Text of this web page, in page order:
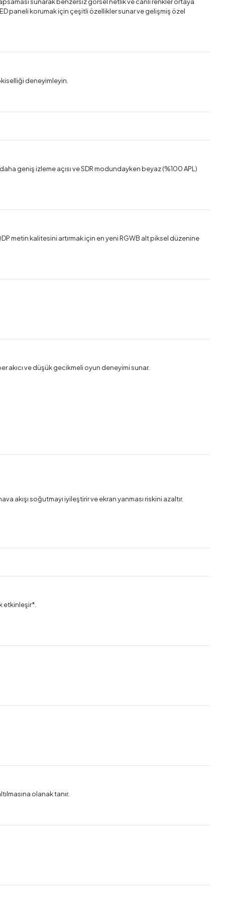
sunarak benzersiz görsel netlik ve canlı renkler ortaya
paneli korumak için çeşitli özellikler sunar ve gelişmiş özel
deneyimleyin.
geniş izleme açısı ve SDR modundayken beyaz (%100 APL)
metin kalitesini artırmak için en yeni RGWB alt piksel düzenine
akıcı ve düşük gecikmeli oyun deneyimi sunar.
soğutmayı iyileştirir ve ekran yanması riskini azaltır.
etkinleşir*.
olanak tanır.